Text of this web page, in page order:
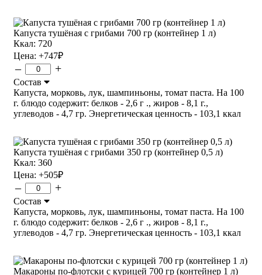
Капуста тушёная с грибами 700 гр (контейнер 1 л)
Ккал: 720
Цена: +747₽
– +
Состав
Капуста, морковь, лук, шампиньоны, томат паста. На 100
г. блюдо содержит: белков - 2,6 г ., жиров - 8,1 г.,
углеводов - 4,7 гр. Энергетическая ценность - 103,1 ккал
Капуста тушёная с грибами 350 гр (контейнер 0,5 л)
Ккал: 360
Цена: +505₽
– +
Состав
Капуста, морковь, лук, шампиньоны, томат паста. На 100
г. блюдо содержит: белков - 2,6 г ., жиров - 8,1 г.,
углеводов - 4,7 гр. Энергетическая ценность - 103,1 ккал
Макароны по-флотски с курицей 700 гр (контейнер 1 л)